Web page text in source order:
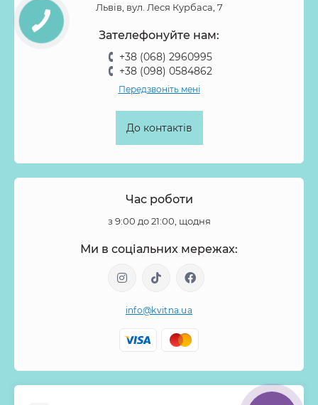
Львів, вул. Леся Курбаса, 7
Зателефонуйте нам:
+38 (068) 2960995
+38 (098) 0584862
Передзвоніть мені
До контактів
Час роботи
з 9:00 до 21:00, щодня
Ми в соціальних мережах:
info@kvitna.ua